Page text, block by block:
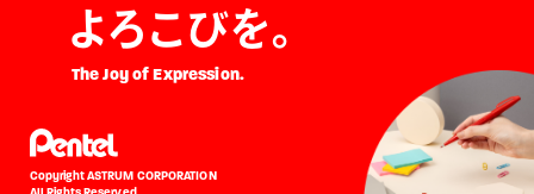
よろこびを。
The Joy of Expression.
Copyright ASTRUM CORPORATION